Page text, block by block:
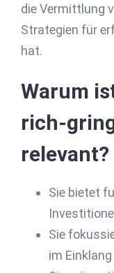
die Vermittlung
Strategien für
hat.
Warum
rich-
relevant?
Sie bietet
Sie
im